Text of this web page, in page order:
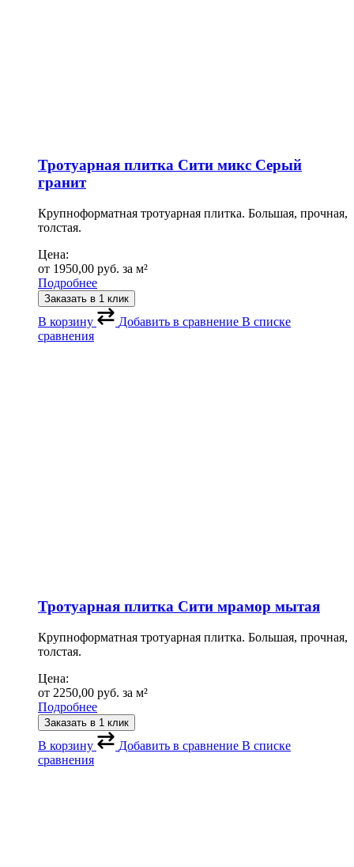
Тротуарная плитка Сити микс Серый
гранит
Крупноформатная тротуарная плитка. Большая, прочная,
толстая.
Цена:
от 1950,00 руб. за м²
Подробнее
Заказать в 1 клик
В корзину Добавить в сравнение В списке
сравнения
Тротуарная плитка Сити мрамор мытая
Крупноформатная тротуарная плитка. Большая, прочная,
толстая.
Цена:
от 2250,00 руб. за м²
Подробнее
Заказать в 1 клик
В корзину Добавить в сравнение В списке
сравнения